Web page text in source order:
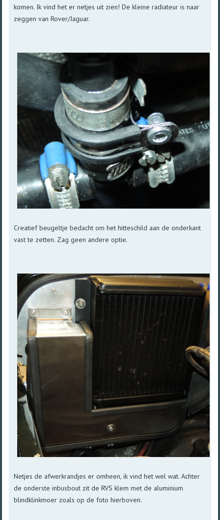
komen. Ik vind het er netjes uit zien! De kleine radiateur is naar
zeggen van Rover/Jaguar.
Creatief beugeltje bedacht om het hitteschild aan de onderkant
vast te zetten. Zag geen andere optie.
Netjes de afwerkrandjes er omheen, ik vind het wel wat. Achter
de onderste inbusbout zit de RVS klem met de aluminium
blindklinkmoer zoals op de foto hierboven.